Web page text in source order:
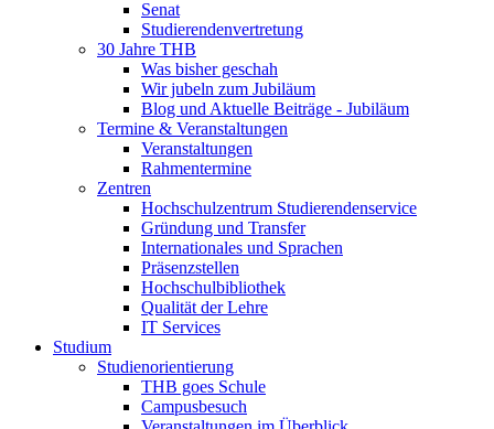
Senat
Studierendenvertretung
30 Jahre THB
Was bisher geschah
Wir jubeln zum Jubiläum
Blog und Aktuelle Beiträge - Jubiläum
Termine & Veranstaltungen
Veranstaltungen
Rahmentermine
Zentren
Hochschulzentrum Studierendenservice
Gründung und Transfer
Internationales und Sprachen
Präsenzstellen
Hochschulbibliothek
Qualität der Lehre
IT Services
Studium
Studienorientierung
THB goes Schule
Campusbesuch